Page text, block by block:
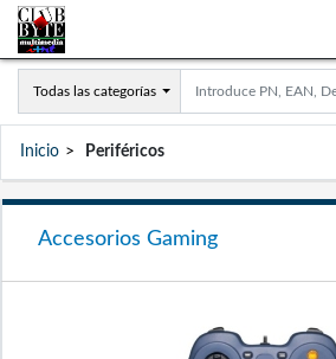
Todas las categorías
Inicio Periféricos
Accesorios Gaming